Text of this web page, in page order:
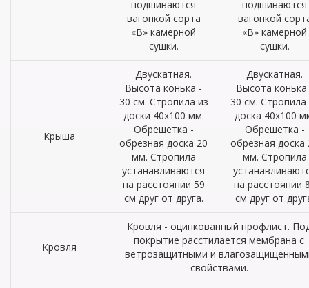
подшиваются
вагонкой сорта
«В» камерной
сушки.
подшиваются
вагонкой
«В» камерной
сушки.
Крыша
Двускатная.
Высота конька -
30 см. Стропила из
доски 40х100 мм.
Обрешетка -
обрезная доска 20
мм. Стропила
устанавливаются
на расстоянии 59
см друг от друга.
Двускатная.
Высота
30 см. Стропила
доска 40х100
Обрешетка -
обрезная доска
мм. Стропила
на расстоянии
см друг от
Кровля
Кровля - оцинкованный профлист.
покрытие расстилается мембрана с
ветрозащитными и
свойствами.